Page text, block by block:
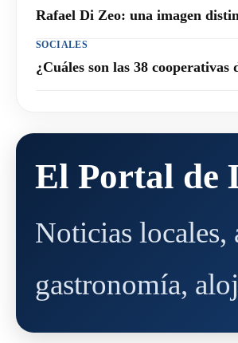
Rafael Di Zeo: una imagen
SOCIALES
¿Cuáles son las 38
El Portal de
Noticias
gastronomía,